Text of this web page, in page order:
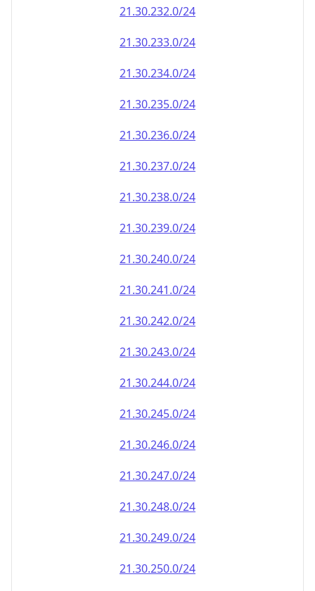
21.30.232.0/24
21.30.233.0/24
21.30.234.0/24
21.30.235.0/24
21.30.236.0/24
21.30.237.0/24
21.30.238.0/24
21.30.239.0/24
21.30.240.0/24
21.30.241.0/24
21.30.242.0/24
21.30.243.0/24
21.30.244.0/24
21.30.245.0/24
21.30.246.0/24
21.30.247.0/24
21.30.248.0/24
21.30.249.0/24
21.30.250.0/24